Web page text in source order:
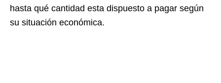
hasta qué cantidad esta dispuesto a pagar según
su situación económica.